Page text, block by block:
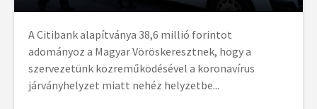
A Citibank alapítványa 38,6 millió forintot
adományoz a Magyar Vöröskeresztnek, hogy a
szervezetünk közreműködésével a koronavírus
járványhelyzet miatt nehéz helyzetbe...